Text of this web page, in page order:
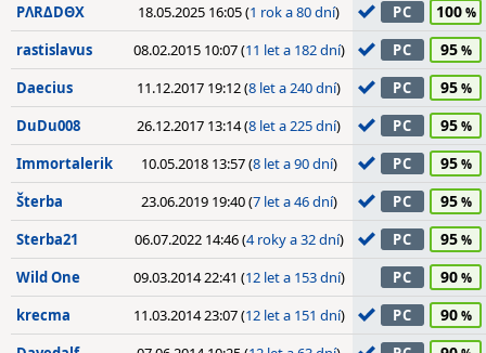
PΛRΔDΘX 18.05.2025 16:05 (1 rok a 80 dní) PC 100
rastislavus 08.02.2015 10:07 (11 let a 182 dní) PC 95
Daecius 11.12.2017 19:12 (8 let a 240 dní) PC 95
DuDu008 26.12.2017 13:14 (8 let a 225 dní) PC 95
Immortalerik 10.05.2018 13:57 (8 let a 90 dní) PC 95
Šterba 23.06.2019 19:40 (7 let a 46 dní) PC 95
Sterba21 06.07.2022 14:46 (4 roky a 32 dní) PC 95
Wild One 09.03.2014 22:41 (12 let a 153 dní) PC 90
krecma 11.03.2014 23:07 (12 let a 151 dní) PC 90